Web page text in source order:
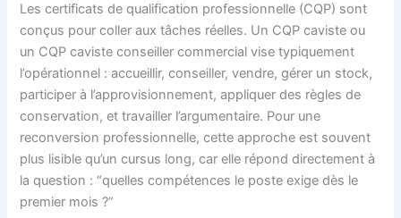
Les certificats de qualification professionnelle (CQP) sont
conçus pour coller aux tâches réelles. Un CQP caviste ou
un CQP caviste conseiller commercial vise typiquement
l’opérationnel : accueillir, conseiller, vendre, gérer un stock,
participer à l’approvisionnement, appliquer des règles de
conservation, et travailler l’argumentaire. Pour une
reconversion professionnelle, cette approche est souvent
plus lisible qu’un cursus long, car elle répond directement à
la question : “quelles compétences le poste exige dès le
premier mois ?”